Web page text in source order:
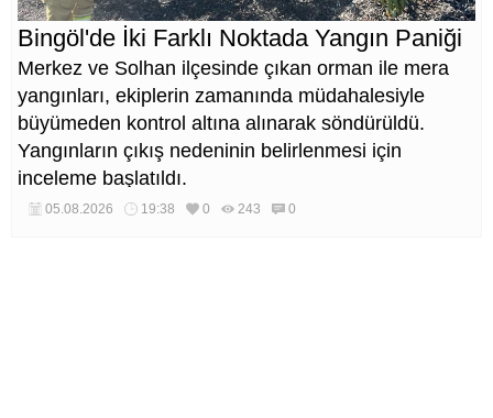
Bingöl'de İki Farklı Noktada Yangın Paniği
Merkez ve Solhan ilçesinde çıkan orman ile mera
yangınları, ekiplerin zamanında müdahalesiyle
büyümeden kontrol altına alınarak söndürüldü.
Yangınların çıkış nedeninin belirlenmesi için
inceleme başlatıldı.
05.08.2026 19:38 0 243 0